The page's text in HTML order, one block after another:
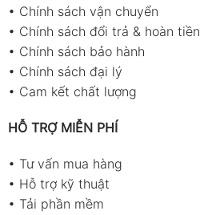
• Chính sách vận chuyển
• Chính sách đổi trả & hoàn tiền
• Chính sách bảo hành
• Chính sách đại lý
• Cam kết chất lượng
HỖ TRỢ MIỄN PHÍ
• Tư vấn mua hàng
• Hỗ trợ kỹ thuật
• Tải phần mềm